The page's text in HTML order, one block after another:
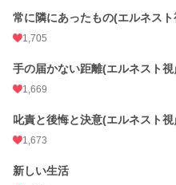
初回完結日時 2023.02.28 18:03
月間ポイント 22,110 pt (2,143 位)
常に隣にあったもの(エルネスト
1,705
手の届かない距離(エルネスト視
1,669
叱責と後悔と決意(エルネスト視
1,673
新しい生活